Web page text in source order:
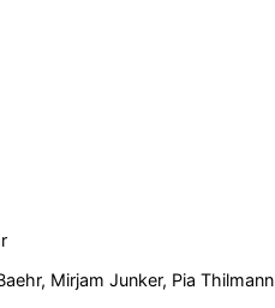
Mirjam Junker, Pia Thilmann